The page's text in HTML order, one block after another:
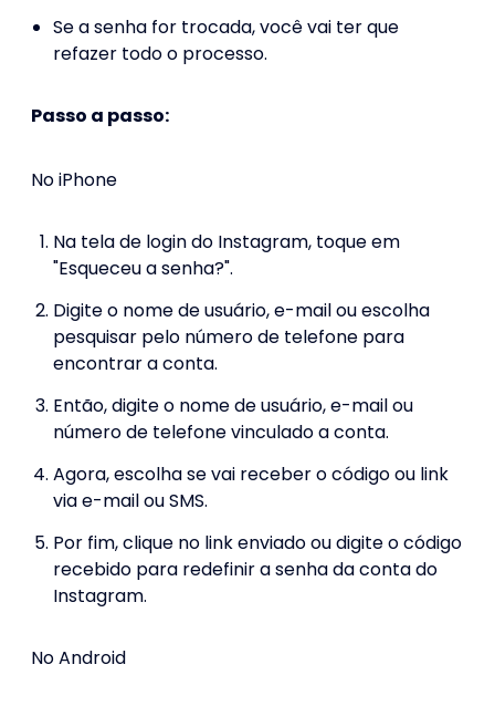
Se a senha for trocada, você vai ter que
refazer todo o processo.
Passo a passo:
No iPhone
Na tela de login do Instagram, toque em
"Esqueceu a senha?".
Digite o nome de usuário, e-mail ou escolha
pesquisar pelo número de telefone para
encontrar a conta.
Então, digite o nome de usuário, e-mail ou
número de telefone vinculado a conta.
Agora, escolha se vai receber o código ou link
via e-mail ou SMS.
Por fim, clique no link enviado ou digite o código
recebido para redefinir a senha da conta do
Instagram.
No Android